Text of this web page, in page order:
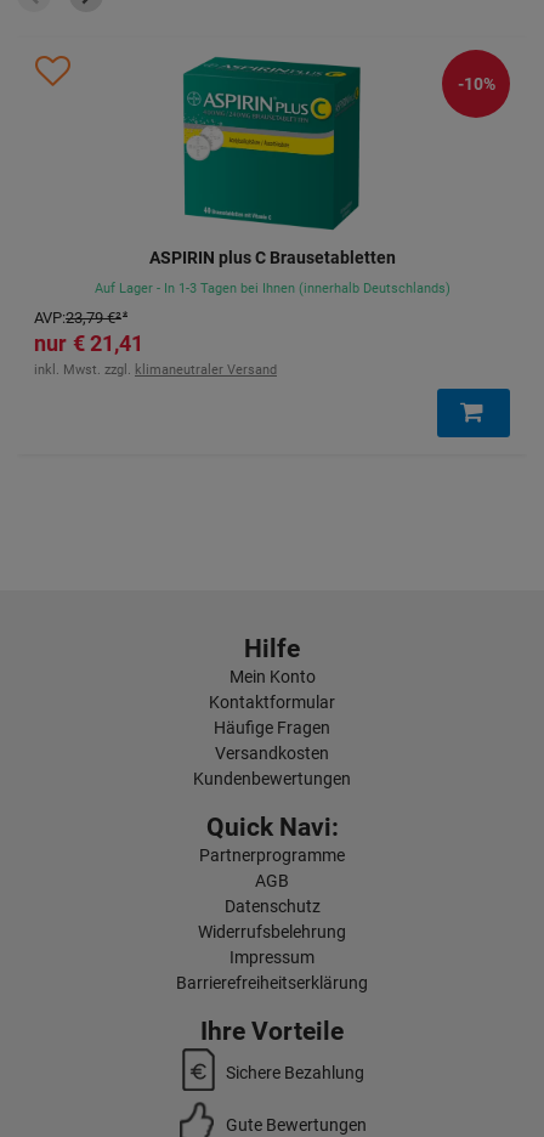
ASPIRIN plus C Brausetabletten
21,41 €
AVP:23,79 €²
Auf Lager - In 1-3 Tagen bei Ihnen (innerhalb Deutschlands)
inkl. Mwst. zzgl. klimaneutraler Versand
-10%
Hilfe
Mein Konto
Kontaktformular
Häufige Fragen
Versandkosten
Kundenbewertungen
Quick Navi:
Partnerprogramme
AGB
Datenschutz
Widerrufsbelehrung
Impressum
Barrierefreiheitserklärung
Ihre Vorteile
Sichere Bezahlung
Gute Bewertungen